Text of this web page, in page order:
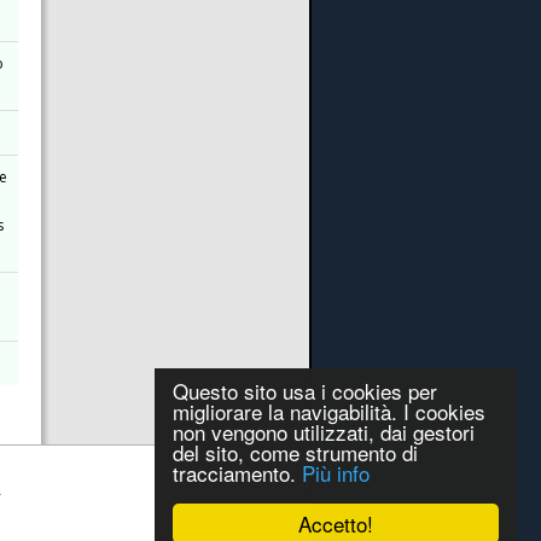
Accetto!
Questo sito usa i cookies per
migliorare la navigabilità. I cookies
non vengono utilizzati, dai gestori
del sito, come strumento di
tracciamento. Più info